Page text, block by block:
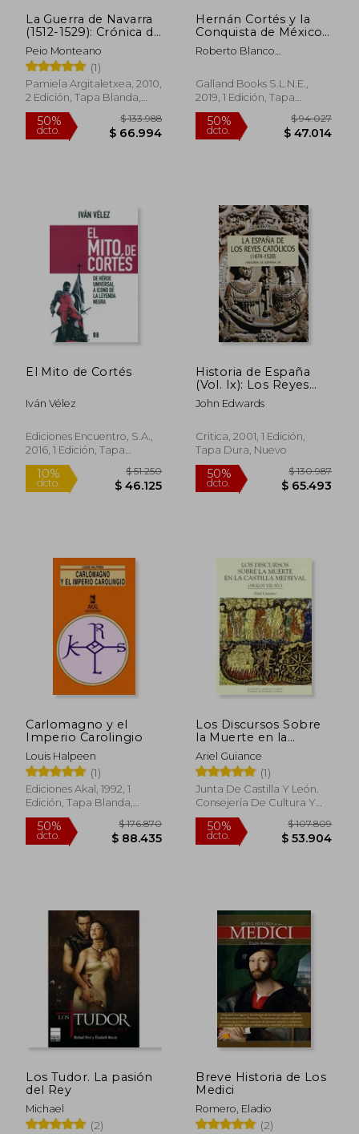
dcto. $ 64.964 dcto.
La Guerra de Navarra
(1512-1529): Crónica de
la Conquista Española
(Ensayo y Testimonio)
Peio Monteano
(1)
Pamiela Argitaletxea, 2010,
2 Edición, Tapa Blanda,
Nuevo
50%
dcto. $ 66.994
Hernán Cortés y la
Conquista de México:
000000000000000
(Stug3)
Roberto Blanco
Galland Books S.L.N.E.,
2019, 1 Edición, Tapa
Blanda, Nuevo
50%
dcto.
El Mito de Cortés
Iván Vélez
Ediciones Encuentro, S.A.,
2016, 1 Edición, Tapa
Blanda, Nuevo
Historia de España
(Vol. Ix): Los Reyes
Catolicos (1474-1520)
Historia de España
John Edwards
Critica, 2001, 1 Edición,
Tapa Dura, Nuevo
Carlomagno y el
Imperio Carolingio
Louis Halpeen
(1)
Ediciones Akal, 1992, 1
Edición, Tapa Blanda,
Nuevo
Los Discursos Sobre
la Muerte en la
Castilla Medieval
(Siglos Vii-Xv)
Ariel Guiance
(1)
Junta De Castilla Y León.
Consejería De Cultura Y
Turismo, 1998, 1 Edición,
Tapa Blanda, Nuevo
Los Tudor. La pasión
del Rey
Michael
(2)
Breve Historia de Los
Medici
Romero, Eladio
(2)